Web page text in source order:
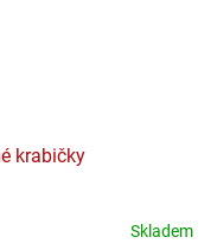
krabičky
Skladem